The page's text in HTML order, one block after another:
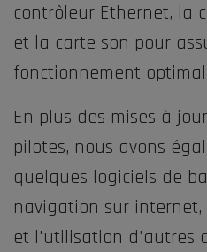
contrôleur Ethernet, la
et la carte son pour
fonctionnement
En plus des mises à
pilotes, nous avons
quelques logiciels de
navigation sur
et l'utilisation d'autres